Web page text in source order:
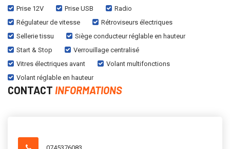
Prise 12V
Prise USB
Radio
Régulateur de vitesse
Rétroviseurs électriques
Sellerie tissu
Siège conducteur réglable en hauteur
Start & Stop
Verrouillage centralisé
Vitres électriques avant
Volant multifonctions
Volant réglable en hauteur
CONTACT INFORMATIONS
0745376083